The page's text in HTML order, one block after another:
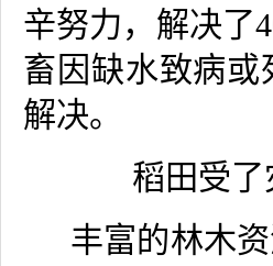
辛努力，解决了
畜因缺水致病
解决。
稻田受
丰富的林木